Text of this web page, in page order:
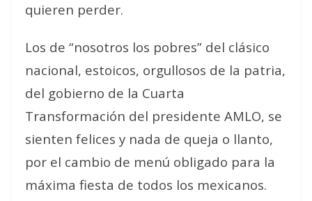
quieren perder.
Los de “nosotros los pobres” del clásico
nacional, estoicos, orgullosos de la patria,
del gobierno de la Cuarta
Transformación del presidente AMLO, se
sienten felices y nada de queja o llanto,
por el cambio de menú obligado para la
máxima fiesta de todos los mexicanos.